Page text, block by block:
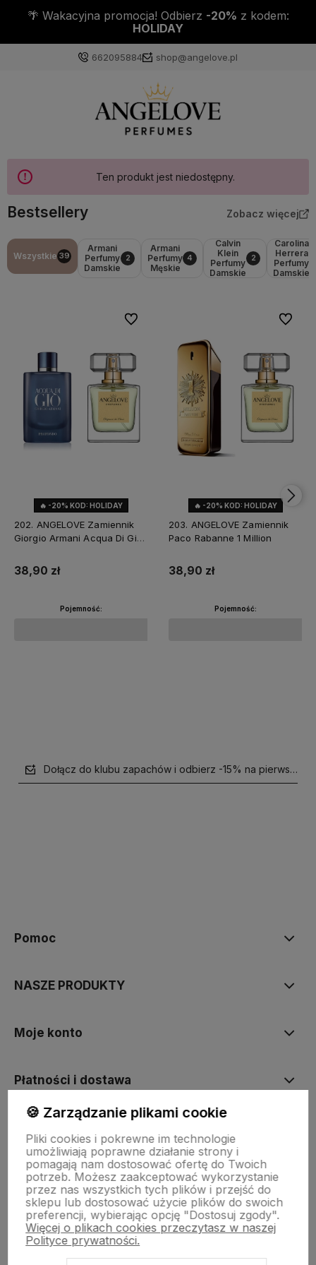
🌴 Wakacyjna promocja! Odbierz -20% z kodem:
HOLIDAY
662095884 shop@angelove.pl
Ten produkt jest niedostępny.
Bestsellery Zobacz więcej
Wszystkie 39
Armani
Perfumy
Damskie
2
Armani
Perfumy
Męskie
4
Calvin
Klein
Perfumy
Damskie
2
Carolina
Herrera
Perfumy
Damskie
🔥 -20% KOD: HOLIDAY
202. ANGELOVE Zamiennik
Giorgio Armani Acqua Di Gio
38,90 zł
Pojemność:
Do ulubionych
🔥 -20% KOD: HOLIDAY
203. ANGELOVE Zamiennik
Paco Rabanne 1 Million
38,90 zł
Pojemność:
Do
Dołącz do klubu zapachów i odbierz -15% na pierwsze
Pomoc
NASZE PRODUKTY
Moje konto
Płatności i dostawa
O nas
🍪 Zarządzanie plikami cookie
Pliki cookies i pokrewne im technologie
umożliwiają poprawne działanie strony i
pomagają nam dostosować ofertę do Twoich
potrzeb. Możesz zaakceptować wykorzystanie
przez nas wszystkich tych plików i przejść do
sklepu lub dostosować użycie plików do swoich
preferencji, wybierając opcję "Dostosuj zgody".
Więcej o plikach cookies przeczytasz w naszej
Polityce prywatności.